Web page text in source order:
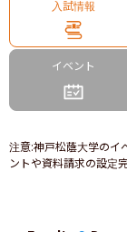
入試情報
イベント
注意:神戸松蔭大学のイ
ントや資料請求の設定